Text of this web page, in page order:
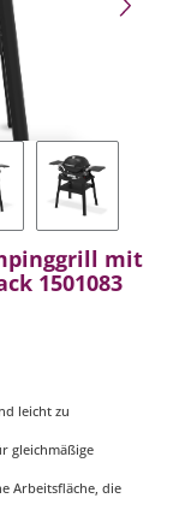
mit
1501083
leicht zu
gleichmäßige
Arbeitsfläche, die